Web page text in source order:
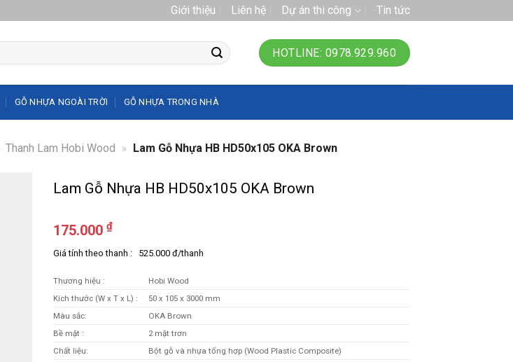
Giới thiệu Liên hệ Dự án thi công Tin tức
HOTLINE: 0978.929.960
GỖ NHỰA NGOÀI TRỜI GỖ NHỰA TRONG NHÀ
Thanh Lam Hobi Wood » Lam Gỗ Nhựa HB HD50x105 OKA Brown
Lam Gỗ Nhựa HB HD50x105 OKA Brown
175.000 ₫
Giá tính theo thanh : 525.000 đ/thanh
Thương hiệu :
Hobi Wood
Kích thước (W x T x L) :
50 x 105 x 3000 mm
Màu sắc:
OKA Brown
Bề mặt :
2 mặt trơn
Chất liệu:
Bột gỗ và nhựa tổng hợp (Wood Plastic Composite)